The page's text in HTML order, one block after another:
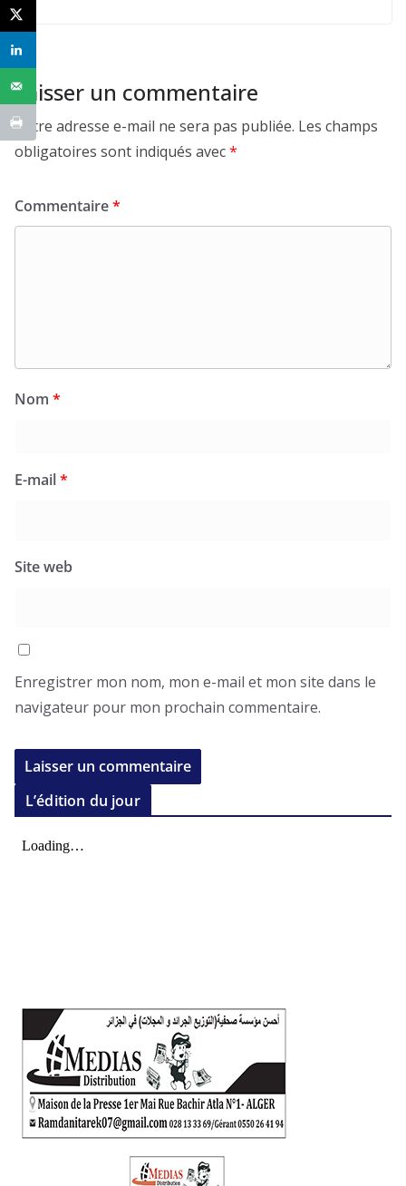
Laisser un commentaire
Votre adresse e-mail ne sera pas publiée. Les champs
obligatoires sont indiqués avec*
Commentaire*
Nom *
E-mail*
Site web
Enregistrer mon nom, mon e-mail et mon site dans le
navigateur pour mon prochain commentaire.
L’édition du jour